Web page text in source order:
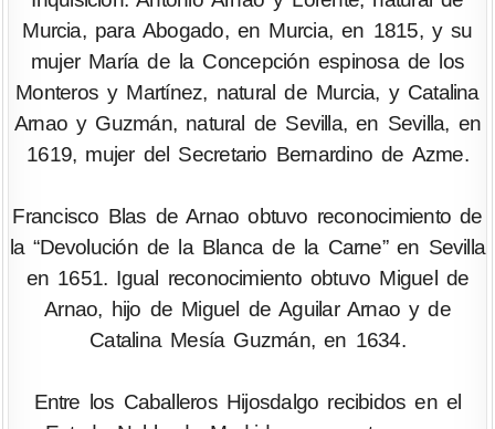
Murcia, para Abogado, en Murcia, en 1815, y su
mujer María de la Concepción espinosa de los
Monteros y Martínez, natural de Murcia, y Catalina
Arnao y Guzmán, natural de Sevilla, en Sevilla, en
1619, mujer del Secretario Bernardino de Azme.
Francisco Blas de Arnao obtuvo reconocimiento de
la “Devolución de la Blanca de la Carne” en Sevilla
en 1651. Igual reconocimiento obtuvo Miguel de
Arnao, hijo de Miguel de Aguilar Arnao y de
Catalina Mesía Guzmán, en 1634.
Entre los Caballeros Hijosdalgo recibidos en el